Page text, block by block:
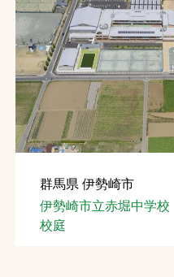
群馬県 伊勢崎市
伊勢崎市立赤堀中学校
校庭